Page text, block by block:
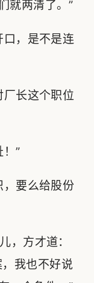
就两清了。”
，是不是连
长这个职位
”
要么给股份
，方才道：
我也不好说